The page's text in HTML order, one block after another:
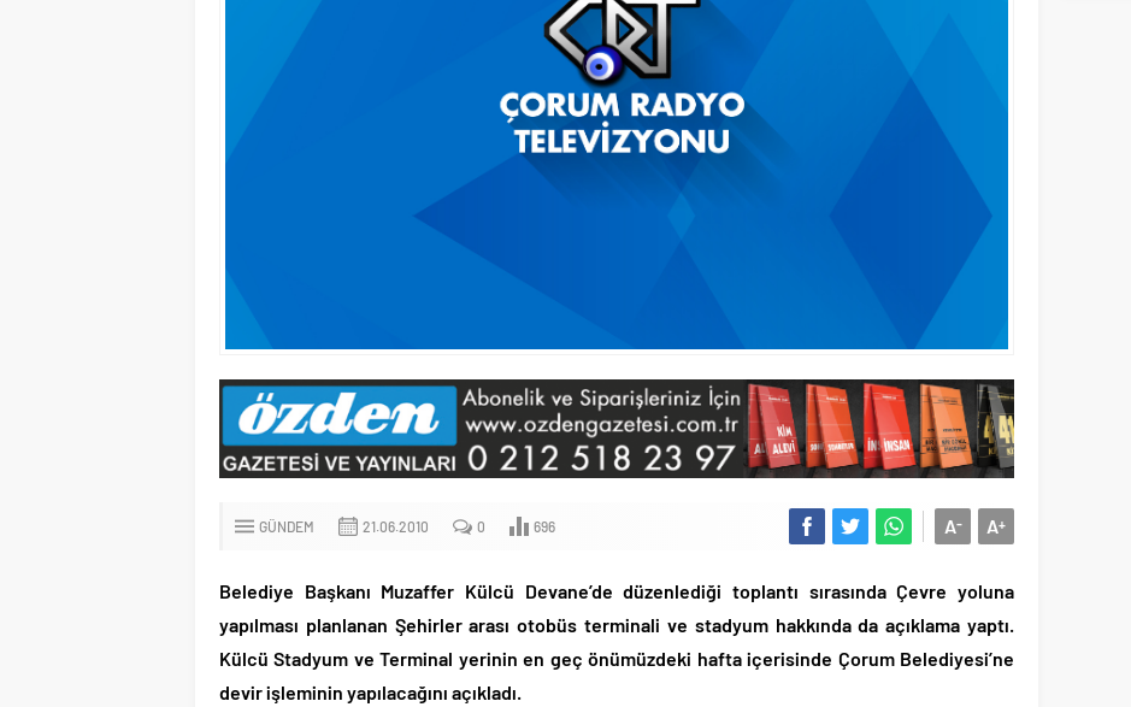
GÜNDEM 21.06.2010 0 696 A+
A-
Belediye Başkanı Muzaffer Külcü Devane’de düzenlediği toplantı sırasında Çevre yoluna
yapılması planlanan Şehirler arası otobüs terminali ve stadyum hakkında da açıklama yaptı.
Külcü Stadyum ve Terminal yerinin en geç önümüzdeki hafta içerisinde Çorum Belediyesi’ne
devir işleminin yapılacağını açıkladı.